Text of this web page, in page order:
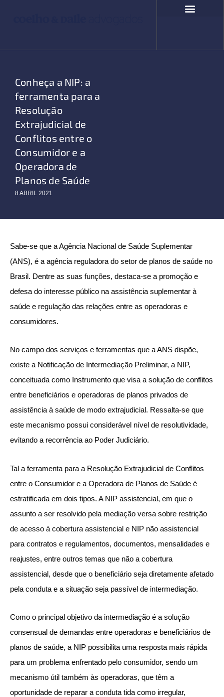
Conheça a NIP: a
ferramenta para a
Resolução
Extrajudicial de
Conflitos entre o
Consumidor e a
Operadora de
Planos de Saúde
8 ABRIL 2021
Sabe-se que a Agência Nacional de Saúde Suplementar
(ANS), é a agência reguladora do setor de planos de saúde no
Brasil. Dentre as suas funções, destaca-se a promoção e
defesa do interesse público na assistência suplementar à
saúde e regulação das relações entre as operadoras e
consumidores.
No campo dos serviços e ferramentas que a ANS dispõe,
existe a Notificação de Intermediação Preliminar, a NIP,
conceituada como Instrumento que visa a solução de conflitos
entre beneficiários e operadoras de planos privados de
assistência à saúde de modo extrajudicial. Ressalta-se que
este mecanismo possui considerável nível de resolutividade,
evitando a recorrência ao Poder Judiciário.
Tal a ferramenta para a Resolução Extrajudicial de Conflitos
entre o Consumidor e a Operadora de Planos de Saúde é
estratificada em dois tipos. A NIP assistencial, em que o
assunto a ser resolvido pela mediação versa sobre restrição
de acesso à cobertura assistencial e NIP não assistencial
para contratos e regulamentos, documentos, mensalidades e
reajustes, entre outros temas que não a cobertura
assistencial, desde que o beneficiário seja diretamente afetado
pela conduta e a situação seja passível de intermediação.
Como o principal objetivo da intermediação é a solução
consensual de demandas entre operadoras e beneficiários de
planos de saúde, a NIP possibilita uma resposta mais rápida
para um problema enfrentado pelo consumidor, sendo um
mecanismo útil também às operadoras, que têm a
oportunidade de reparar a conduta tida como irregular,